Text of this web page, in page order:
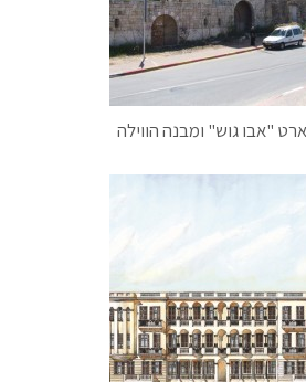
"אבו גוש" ומבנה הווילה